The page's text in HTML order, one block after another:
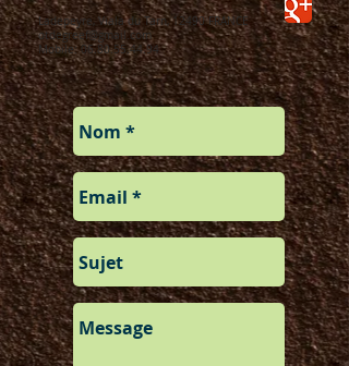
Ladepeyre, Viala du Tarn, 12490 FRANCE
otdegreef@gmail.com
Mobile:06.80.55.44.94